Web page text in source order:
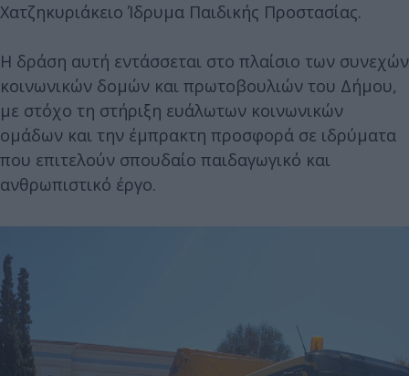
Χατζηκυριάκειο Ίδρυμα Παιδικής Προστασίας.
Η δράση αυτή εντάσσεται στο πλαίσιο των συνεχών
κοινωνικών δομών και πρωτοβουλιών του Δήμου,
με στόχο τη στήριξη ευάλωτων κοινωνικών
ομάδων και την έμπρακτη προσφορά σε ιδρύματα
που επιτελούν σπουδαίο παιδαγωγικό και
ανθρωπιστικό έργο.